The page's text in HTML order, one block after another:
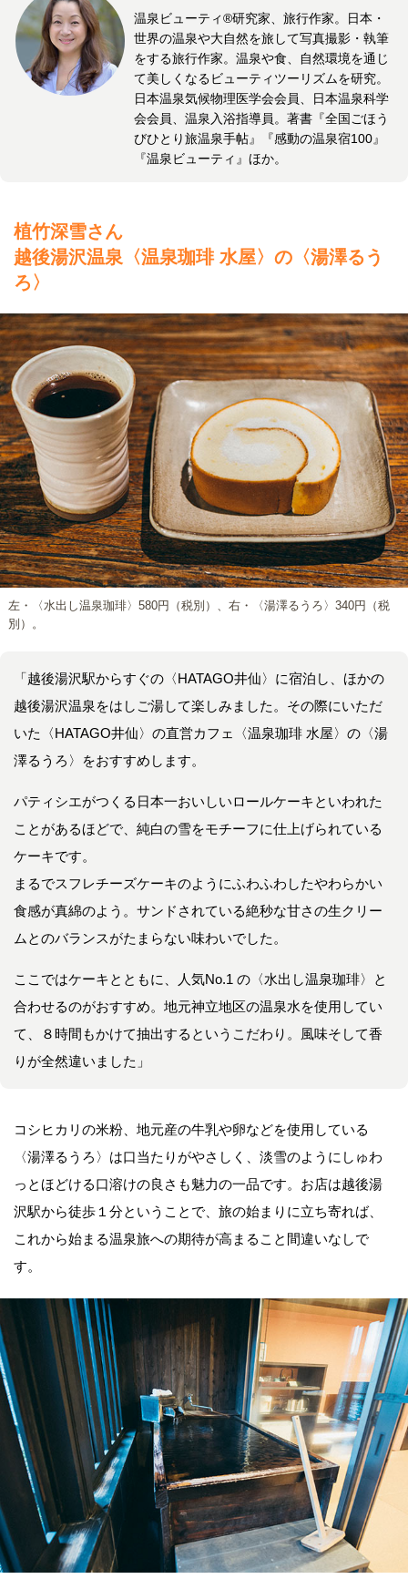
温泉ビューティ®研究家、旅行作家。日本・
世界の温泉や大自然を旅して写真撮影・執筆
をする旅行作家。温泉や食、自然環境を通じ
て美しくなるビューティツーリズムを研究。
日本温泉気候物理医学会会員、日本温泉科学
会会員、温泉入浴指導員。著書『全国ごほう
びひとり旅温泉手帖』『感動の温泉宿100』
『温泉ビューティ』ほか。
植竹深雪さん
越後湯沢温泉〈温泉珈琲 水屋〉の〈湯澤るう
ろ〉
左・〈水出し温泉珈琲〉580円（税別）、右・〈湯澤るうろ〉340円（税
別）。
「越後湯沢駅からすぐの〈HATAGO井仙〉に宿泊し、ほかの
越後湯沢温泉をはしご湯して楽しみました。その際にいただ
いた〈HATAGO井仙〉の直営カフェ〈温泉珈琲 水屋〉の〈湯
澤るうろ〉をおすすめします。
パティシエがつくる日本一おいしいロールケーキといわれた
ことがあるほどで、純白の雪をモチーフに仕上げられている
ケーキです。
まるでスフレチーズケーキのようにふわふわしたやわらかい
食感が真綿のよう。サンドされている絶秒な甘さの生クリー
ムとのバランスがたまらない味わいでした。
ここではケーキとともに、人気No.1 の〈水出し温泉珈琲〉と
合わせるのがおすすめ。地元神立地区の温泉水を使用してい
て、８時間もかけて抽出するというこだわり。風味そして香
りが全然違いました」
コシヒカリの米粉、地元産の牛乳や卵などを使用している
〈湯澤るうろ〉は口当たりがやさしく、淡雪のようにしゅわ
っとほどける口溶けの良さも魅力の一品です。お店は越後湯
沢駅から徒歩１分ということで、旅の始まりに立ち寄れば、
これから始まる温泉旅への期待が高まること間違いなしで
す。